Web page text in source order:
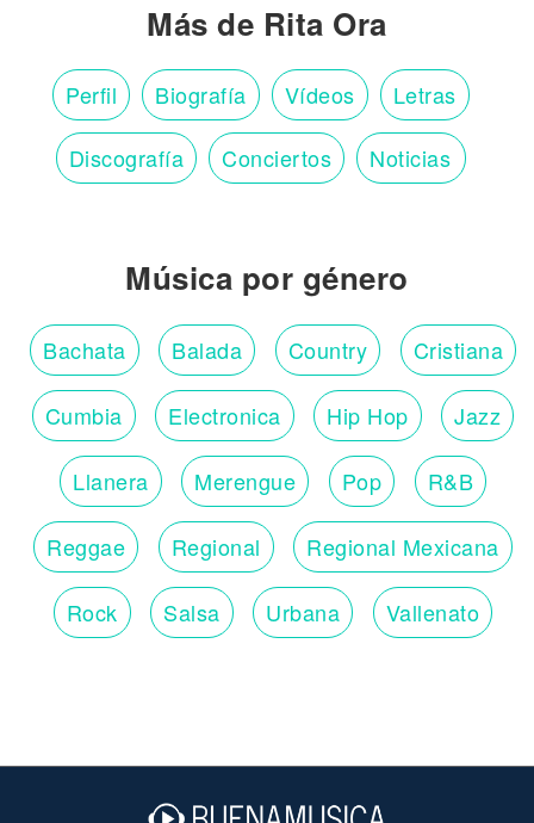
Más de Rita Ora
Perfil Biografía Vídeos Letras
Discografía Conciertos Noticias
Música por género
Bachata Balada Country Cristiana
Cumbia Electronica Hip Hop Jazz
Llanera Merengue Pop R&B
Reggae Regional Regional Mexicana
Rock Salsa Urbana Vallenato